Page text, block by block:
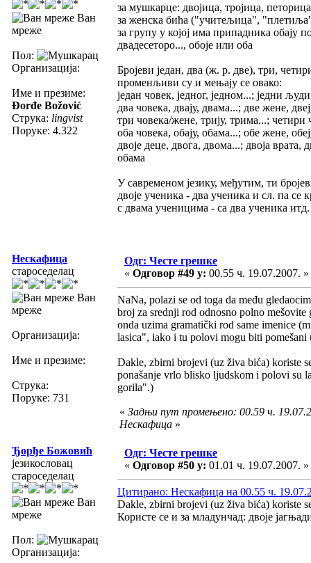
Ван
мреже
Пол:
Организација:
Име и презиме:
Đorđe Božović
Струка: lingvist
Поруке: 4.322
за мушкарце: двојица, тројица,
за женска бића ("учитељица",
за групу у којој има припадника обају
двадесеторо..., обоје или оба
Бројеви један, два (ж. р. две), три,
променљиви су и мењају се овако:
један човек, једног, једном...; једни
два човека, двају, двама...; две жене,
три човека/жене, трију, трима...; четири
оба човека, обају, обама...; обе жене,
двоје деце, двога, двома...; двоја врата,
обама
У савременом језику, међутим, ти
двоје ученика - два ученика и сл. па се
с двама ученицима - са два ученика итд.
Нескафица
староседелац
Ван
мреже
Организација:
Име и презиме:
Струка:
Поруке: 731
Одг: Честе грешке
« Одговор #49 у: 00.55 ч. 19.07.2007. »
NaNa, polazi se od toga da među
broj za srednji rod odnosno polno
onda uzima gramatički rod same imenice
lasica", iako i tu polovi mogu biti pomešani
Dakle, zbirni brojevi (uz živa bića) koriste
ponašanje vrlo blisko ljudskom i polovi su
gorila".)
« Задњи пут промењено: 00.59 ч.
Нескафица »
Ђорђе Божовић
језикословац
староседелац
Ван
мреже
Пол:
Организација:
Одг: Честе грешке
« Одговор #50 у: 01.01 ч. 19.07.2007. »
Цитирано: Нескафица на 00.55 ч.
Dakle, zbirni brojevi (uz živa bića) koriste
Користе се и за младунчад: двоје